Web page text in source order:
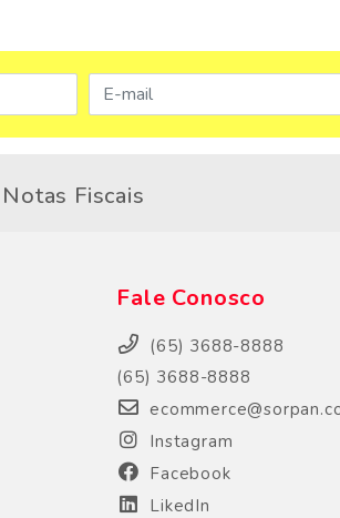
Notas Fiscais
Fale Conosco
(65) 3688-8888
(65) 3688-8888
Instagram
Facebook
LikedIn